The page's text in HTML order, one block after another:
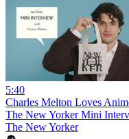
5:40
Charles Melton Loves
The New Yorker Mini
The New Yorker